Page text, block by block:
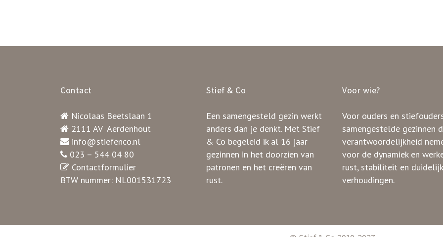
Contact
Nicolaas Beetslaan 1
2111 AV Aerdenhout
info@stiefenco.nl
023 – 544 04 80
Contactformulier
BTW nummer: NL001531723
Stief & Co
Een samengesteld gezin werkt
anders dan je denkt. Met Stief
& Co begeleid ik al 16 jaar
gezinnen in het doorzien van
patronen en het creëren van
rust.
Voor wie?
Voor ouders en
samengestelde gezinnen
verantwoordelijkheid
voor de dynamiek en
rust, stabiliteit en
verhoudingen.